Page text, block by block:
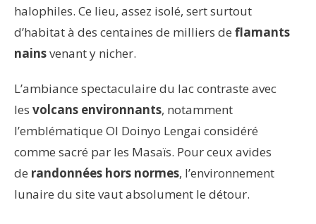
halophiles. Ce lieu, assez isolé, sert surtout
d’habitat à des centaines de milliers de flamants
nainsvenant y nicher.
L’ambiance spectaculaire du lac contraste avec
les volcans environnants, notamment
l’emblématique Ol Doinyo Lengai considéré
comme sacré par les Masaïs. Pour ceux avides
de randonnées hors normes, l’environnement
lunaire du site vaut absolument le détour.